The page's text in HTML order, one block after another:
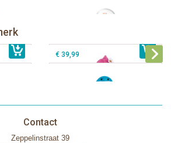
the
Zoocchini kids badcape - Franny the
Flamingo
€ 39,99
Contact
Zeppelinstraat 39